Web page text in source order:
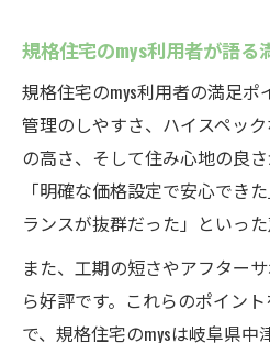
規格住宅のmys利用者が語る
規格住宅のmys利用者の満足ポ
管理のしやすさ、ハイスペッ
の高さ、そして住み心地の良
「明確な価格設定で安心でき
ランスが抜群だった」といった
また、工期の短さやアフター
ら好評です。これらのポイン
で、規格住宅のmysは岐阜県